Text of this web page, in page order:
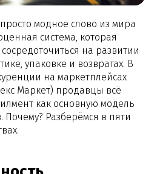
модное слово из мира
система, которая
на развитии
упаковке и возвратах. В
на маркетплейсах
Маркет) продавцы всё
как основную модель
Почему? Разберёмся в пяти